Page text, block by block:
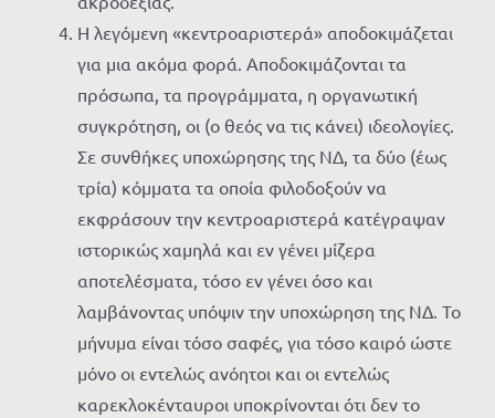
Η λεγόμενη «κεντροαριστερά» αποδοκιμάζεται
για μια ακόμα φορά. Αποδοκιμάζονται τα
πρόσωπα, τα προγράμματα, η οργανωτική
συγκρότηση, οι (ο θεός να τις κάνει) ιδεολογίες.
Σε συνθήκες υποχώρησης της ΝΔ, τα δύο (έως
τρία) κόμματα τα οποία φιλοδοξούν να
εκφράσουν την κεντροαριστερά κατέγραψαν
ιστορικώς χαμηλά και εν γένει μίζερα
αποτελέσματα, τόσο εν γένει όσο και
λαμβάνοντας υπόψιν την υποχώρηση της ΝΔ. Το
μήνυμα είναι τόσο σαφές, για τόσο καιρό ώστε
μόνο οι εντελώς ανόητοι και οι εντελώς
καρεκλοκένταυροι υποκρίνονται ότι δεν το